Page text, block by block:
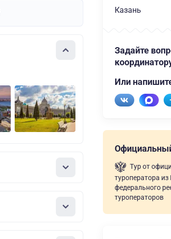
Казань
Задайте
Или
Тур от
туроператора из
федерального
туроператоров